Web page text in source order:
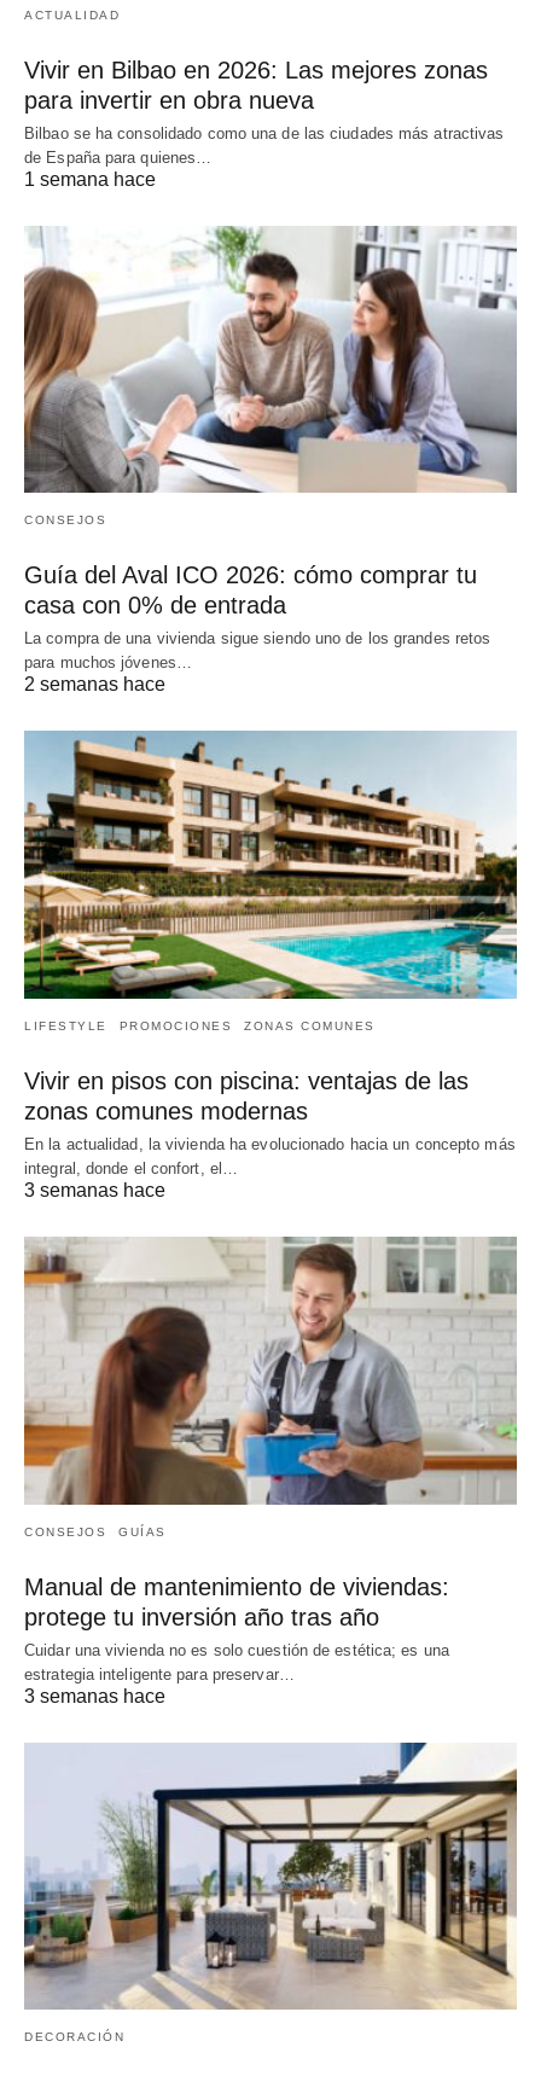
ACTUALIDAD
Vivir en Bilbao en 2026: Las mejores zonas
para invertir en obra nueva
Bilbao se ha consolidado como una de las ciudades más atractivas
de España para quienes…
1 semana hace
CONSEJOS
Guía del Aval ICO 2026: cómo comprar tu
casa con 0% de entrada
La compra de una vivienda sigue siendo uno de los grandes retos
para muchos jóvenes…
2 semanas hace
LIFESTYLE PROMOCIONES ZONAS COMUNES
Vivir en pisos con piscina: ventajas de las
zonas comunes modernas
En la actualidad, la vivienda ha evolucionado hacia un concepto más
integral, donde el confort, el…
3 semanas hace
CONSEJOS GUÍAS
Manual de mantenimiento de viviendas:
protege tu inversión año tras año
Cuidar una vivienda no es solo cuestión de estética; es una
estrategia inteligente para preservar…
3 semanas hace
DECORACIÓN